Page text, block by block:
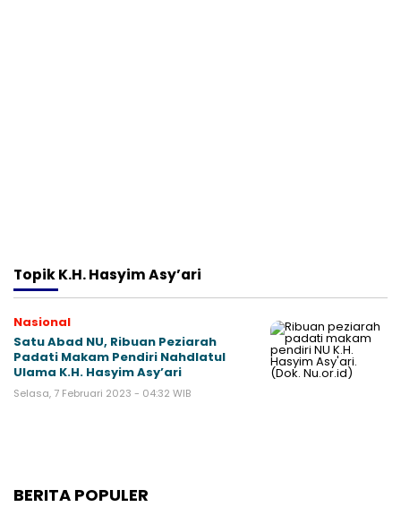
TopikK.H. Hasyim Asy’ari
Nasional
Satu Abad NU, Ribuan Peziarah
Padati Makam Pendiri Nahdlatul
Ulama K.H. Hasyim Asy’ari
Selasa, 7 Februari 2023 - 04:32 WIB
BERITA POPULER